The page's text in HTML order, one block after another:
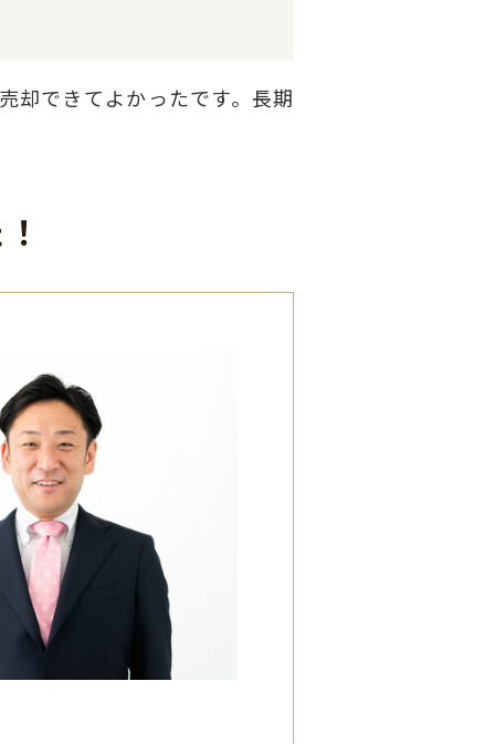
却できてよかったです。長期